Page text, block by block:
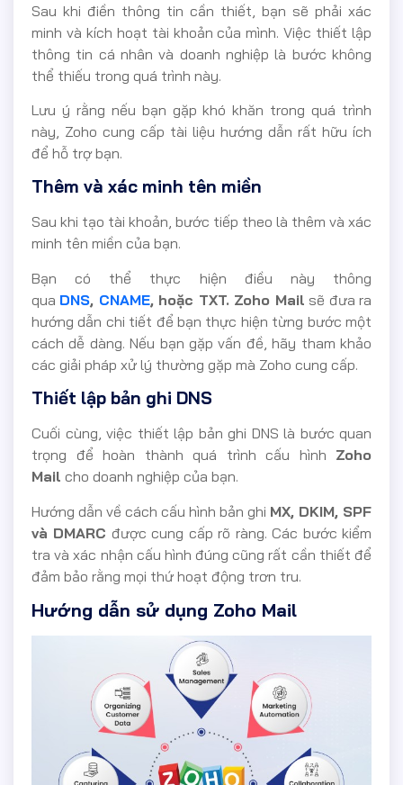
Sau khi điền thông tin cần thiết, bạn sẽ phải xác
minh và kích hoạt tài khoản của mình. Việc thiết lập
thông tin cá nhân và doanh nghiệp là bước không
thể thiếu trong quá trình này.
Lưu ý rằng nếu bạn gặp khó khăn trong quá trình
này, Zoho cung cấp tài liệu hướng dẫn rất hữu ích
để hỗ trợ bạn.
Thêm và xác minh tên miền
Sau khi tạo tài khoản, bước tiếp theo là thêm và xác
minh tên miền của bạn.
Bạn có thể thực hiện điều này thông
qua DNS, CNAME, hoặc TXT. Zoho Mail sẽ đưa ra
hướng dẫn chi tiết để bạn thực hiện từng bước một
cách dễ dàng. Nếu bạn gặp vấn đề, hãy tham khảo
các giải pháp xử lý thường gặp mà Zoho cung cấp.
Thiết lập bản ghi DNS
Cuối cùng, việc thiết lập bản ghi DNS là bước quan
trọng để hoàn thành quá trình cấu hình Zoho
Mail cho doanh nghiệp của bạn.
Hướng dẫn về cách cấu hình bản ghi MX, DKIM, SPF
và DMARC được cung cấp rõ ràng. Các bước kiểm
tra và xác nhận cấu hình đúng cũng rất cần thiết để
đảm bảo rằng mọi thứ hoạt động trơn tru.
Hướng dẫn sử dụng Zoho Mail